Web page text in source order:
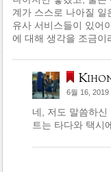
계가 스스로 나아질 일
유사 서비스들이 있어
에 대해 생각을 조금이
6월 16, 2019
네, 저도 말씀하
트는 타다와 택시